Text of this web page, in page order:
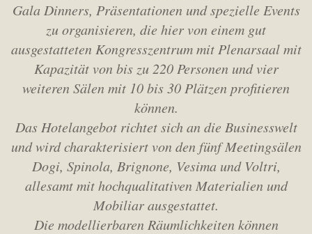
Gala Dinners, Präsentationen und spezielle Events
zu organisieren, die hier von einem gut
ausgestatteten Kongresszentrum mit Plenarsaal mit
Kapazität von bis zu 220 Personen und vier
weiteren Sälen mit 10 bis 30 Plätzen profitieren
können.
Das Hotelangebot richtet sich an die Businesswelt
und wird charakterisiert von den fünf Meetingsälen
Dogi, Spinola, Brignone, Vesima und Voltri,
allesamt mit hochqualitativen Materialien und
Mobiliar ausgestattet.
Die modellierbaren Räumlichkeiten können